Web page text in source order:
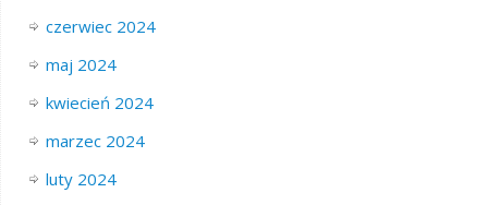
czerwiec 2024
maj 2024
kwiecień 2024
marzec 2024
luty 2024